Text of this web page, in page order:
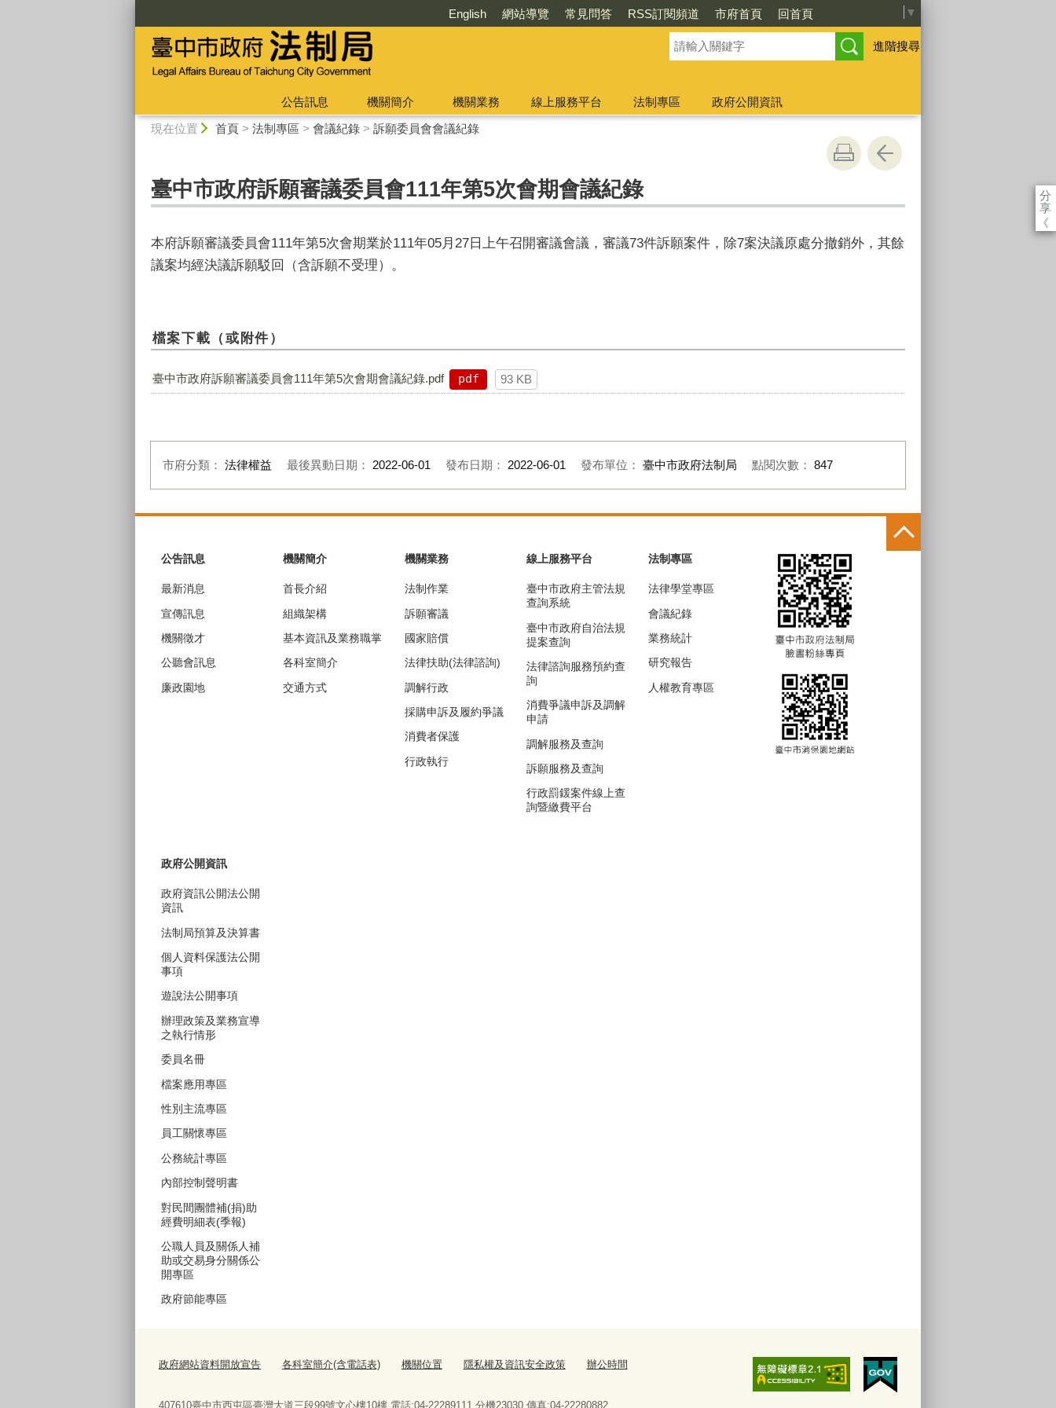
English 網站導覽 常見問答 RSS訂閱頻道 市府首頁 回首頁 ▼
進階搜尋
公告訊息 機關簡介 機關業務 線上服務平台 法制專區
政府公開資訊
現在位置 首頁> 法制專區 > 會議紀錄> 訴願委員會會議紀錄
分
享
《
臺中市政府訴願審議委員會111年第5次會期會議紀錄
本府訴願審議委員會111年第5次會期業於111年05月27日上午召開審議會議，審議73件訴願案件，除7案決議原處分撤銷外，其餘
議案均經決議訴願駁回（含訴願不受理）。
檔案下載（或附件）
臺中市政府訴願審議委員會111年第5次會期會議紀錄.pdf pdf 93 KB
市府分類： 法律權益 最後異動日期： 2022-06-01 發布日期： 2022-06-01 發布單位： 臺中市政府法制局 點閱次數： 847
公告訊息
最新消息
宣傳訊息
機關徵才
公聽會訊息
廉政園地
機關簡介
首長介紹
組織架構
基本資訊及業務職掌
各科室簡介
交通方式
機關業務
法制作業
訴願審議
國家賠償
法律扶助(法律諮詢)
調解行政
採購申訴及履約爭議
消費者保護
行政執行
線上服務平台
臺中市政府主管法規
查詢系統
臺中市政府自治法規
提案查詢
法律諮詢服務預約查
詢
消費爭議申訴及調解
申請
調解服務及查詢
訴願服務及查詢
行政罰鍰案件線上查
詢暨繳費平台
法制專區
法律學堂專區
會議紀錄
業務統計
研究報告
人權教育專區
政府公開資訊
政府資訊公開法公開
資訊
法制局預算及決算書
個人資料保護法公開
事項
遊說法公開事項
辦理政策及業務宣導
之執行情形
委員名冊
檔案應用專區
性別主流專區
員工關懷專區
公務統計專區
內部控制聲明書
對民間團體補(捐)助
經費明細表(季報)
公職人員及關係人補
助或交易身分關係公
開專區
政府節能專區
政府網站資料開放宣告 各科室簡介(含電話表) 機關位置 隱私權及資訊安全政策 辦公時間
407610臺中市西屯區臺灣大道三段99號文心樓10樓 電話:04-22289111 分機23030 傳真:04-22280882